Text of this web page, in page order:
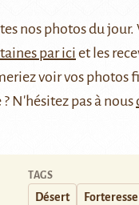
nos photos du jour.
par ici et les
voir vos photos
N'hésitez pas à nous
TAGS
Désert Forteresse